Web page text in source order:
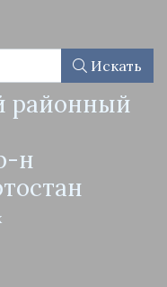
Искать
районный
н